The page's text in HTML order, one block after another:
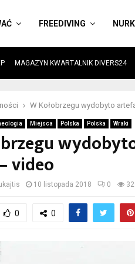
FREEDIVING
MAGAZYN KWARTALNIK DIVERS24
W Kołobrzegu wydobyto
Miejsca Polska Polska Wraki
video
10 listopada 2018 0
0 0